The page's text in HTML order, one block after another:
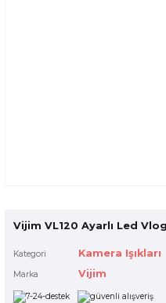
Vijim VL120 Ayarlı Led
Kategori Kamera Işıkları
Marka Vijim